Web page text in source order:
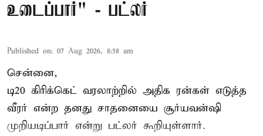
உடைப்பார்" - பட்லர்
Published on: 07 Aug 2026, 8:58 am
சென்னை,
டி20 கிரிக்கெட் வரலாற்றில் அதிக ரன்கள் எடுத்த
வீரர் என்ற தனது சாதனையை சூர்யவன்ஷி
முறியடிப்பார் என்று பட்லர் கூறியுள்ளார்.